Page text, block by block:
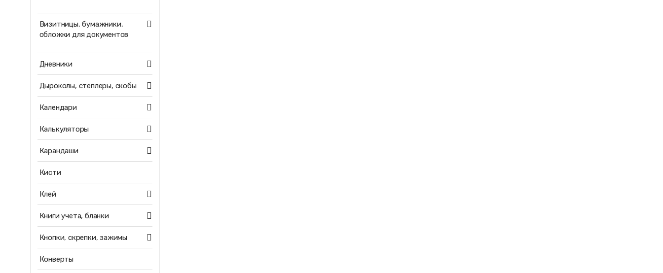
Визитницы, бумажники,
обложки для документов
Дневники
Дыроколы, степлеры, скобы
Календари
Калькуляторы
Карандаши
Кисти
Клей
Книги учета, бланки
Кнопки, скрепки, зажимы
Конверты